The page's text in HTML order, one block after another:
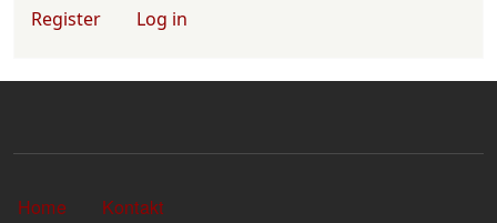
User account menu
Register Log in
Sekundärlinks
Home
Kontakt